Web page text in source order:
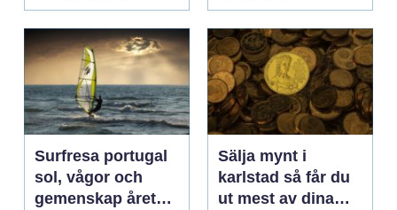
Surfresa portugal
sol, vågor och
gemenskap året
Sälja mynt i
karlstad så får du
ut mest av dina